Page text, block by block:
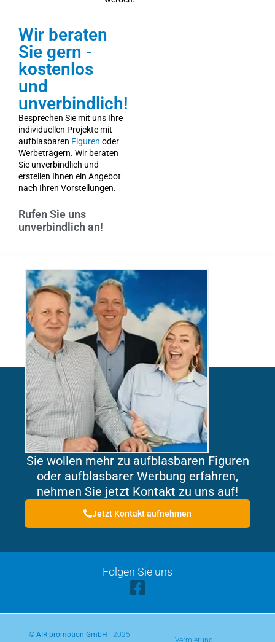
Wir beraten
Sie gern -
kostenlos
und
unverbindlich!
Besprechen Sie mit uns Ihre
individuellen Projekte mit
aufblasbaren Figuren oder
Werbeträgern. Wir beraten
Sie unverbindlich und
erstellen Ihnen ein Angebot
nach Ihren Vorstellungen.
Rufen Sie uns
unverbindlich an!
Sie wollen mehr zu aufblasbaren Figuren
oder aufblasbarer Werbung erfahren,
nehmen Sie jetzt Kontakt zu uns auf!
Jetzt Kontakt aufnehmen
Folgen Sie uns
© AIR promotion GmbH l 2025 |